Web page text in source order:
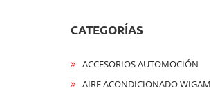
CATEGORÍAS
ACCESORIOS AUTOMOCIÓN
AIRE ACONDICIONADO WIGAM